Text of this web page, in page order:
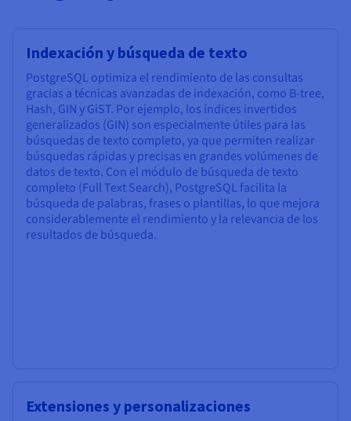
Indexación y búsqueda de texto
PostgreSQL optimiza el rendimiento de las consultas
gracias a técnicas avanzadas de indexación, como B-tree,
Hash, GIN y GiST. Por ejemplo, los índices invertidos
generalizados (GIN) son especialmente útiles para las
búsquedas de texto completo, ya que permiten realizar
búsquedas rápidas y precisas en grandes volúmenes de
datos de texto. Con el módulo de búsqueda de texto
completo (Full Text Search), PostgreSQL facilita la
búsqueda de palabras, frases o plantillas, lo que mejora
considerablemente el rendimiento y la relevancia de los
resultados de búsqueda.
Extensiones y personalizaciones